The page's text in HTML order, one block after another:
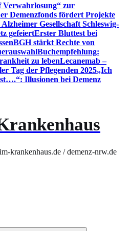
Verwahrlosung“ zur
Demenzfonds fördert Projekte
Gesellschaft Schleswig-
gefeiertErster Bluttest bei
BGH stärkt Rechte von
Buchempfehlung:
zu lebenLecanemab –
Tag der Pflegenden 2025„Ich
Illusionen bei Demenz
krankenhaus.de / demenz-nrw.de